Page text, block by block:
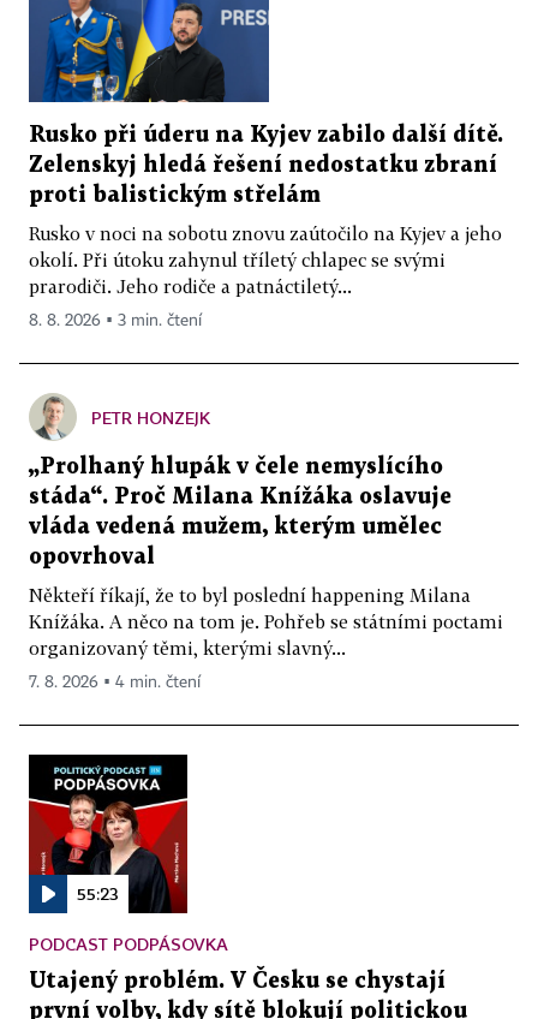
Rusko při úderu na Kyjev zabilo další dítě.
Zelenskyj hledá řešení nedostatku zbraní
proti balistickým střelám
Rusko v noci na sobotu znovu zaútočilo na Kyjev a jeho
okolí. Při útoku zahynul tříletý chlapec se svými
prarodiči. Jeho rodiče a patnáctiletý...
8. 8. 2026 ▪ 3 min. čtení
PETR HONZEJK
„Prolhaný hlupák v čele nemyslícího
stáda“. Proč Milana Knížáka oslavuje
vláda vedená mužem, kterým umělec
opovrhoval
Někteří říkají, že to byl poslední happening Milana
Knížáka. A něco na tom je. Pohřeb se státními poctami
organizovaný těmi, kterými slavný...
7. 8. 2026 ▪ 4 min. čtení
55:23
PODCAST PODPÁSOVKA
Utajený problém. V Česku se chystají
první volby, kdy sítě blokují politickou